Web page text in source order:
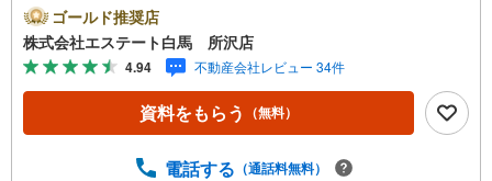
や学費等も含めてシミュレーションをご提案できます2.物
件情報が豊富所沢市を中心にたくさんの情報をご用意して
おります。インターネット広告前の物件も多数取り揃えて
おります。お客様のご希望エリアをお申し付けください。
3.自社グループでリフォーム、新築請負所沢店の3階はリフ
ォーム、注文建築部門の相談スペースです。一級建築士を
て、リフォームや注文建築についてご相談頂けます4.年中
ゴールド推奨店
株式会社エステート白馬 所沢店
4.94 不動産会社レビュー 34件
資料をもらう （無料）
電話する （通話料無料）